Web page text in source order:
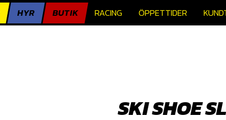
HYR BUTIK RACING ÖPPETTIDER
SKI SHOE